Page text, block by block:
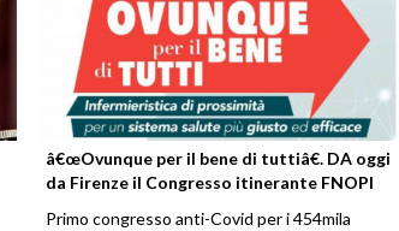
â€œOvunque per il bene di tuttiâ€. DA oggi
da Firenze il Congresso itinerante FNOPI
Primo congresso anti-Covid per i 454mila